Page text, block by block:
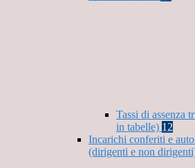
Tassi di assenza
in tabelle) 12
Incarichi conferiti e
(dirigenti e non